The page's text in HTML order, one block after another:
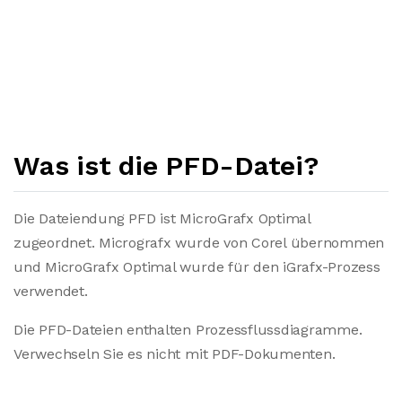
Was ist die PFD-Datei?
Die Dateiendung PFD ist MicroGrafx Optimal
zugeordnet. Micrografx wurde von Corel übernommen
und MicroGrafx Optimal wurde für den iGrafx-Prozess
verwendet.
Die PFD-Dateien enthalten Prozessflussdiagramme.
Verwechseln Sie es nicht mit PDF-Dokumenten.